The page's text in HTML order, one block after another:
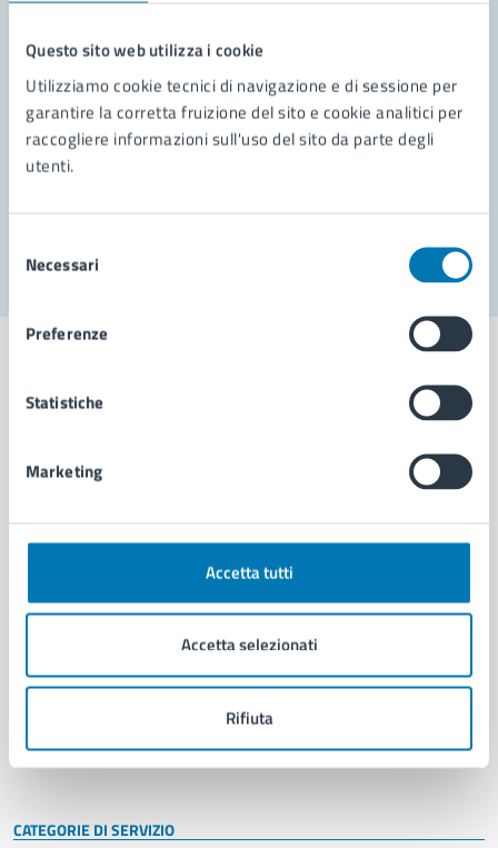
Questo sito web utilizza i cookie
Utilizziamo cookie tecnici di navigazione e di sessione per
garantire la corretta fruizione del sito e cookie analitici per
raccogliere informazioni sull'uso del sito da parte degli
utenti.
delNecessari
Preferenze
Statistiche
Marketing
Accetta tutti
Accetta selezionati
Rifiuta
Richiedi assistenza
Prenota appuntamento
Problemi in città
Aree amministrative
Uffici
Politici
Intranet, posta aziendale e protocollo
CATEGORIE DI SERVIZIO